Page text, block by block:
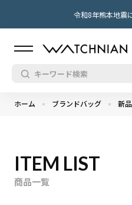
令和8年熊本地震
ホーム ブランドバッグ 新
ITEM LIST
商品一覧